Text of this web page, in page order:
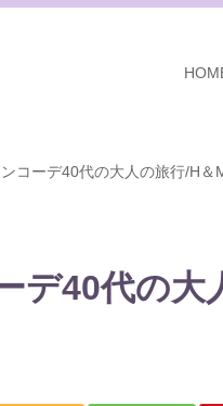
コーデ40代の大人の旅行/H＆
デ40代の大